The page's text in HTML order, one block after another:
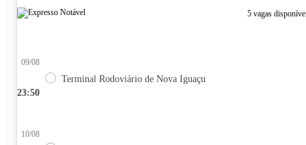
5 vagas
23:50
09/08
Terminal Rodoviário de Nova Iguaçu
10/08